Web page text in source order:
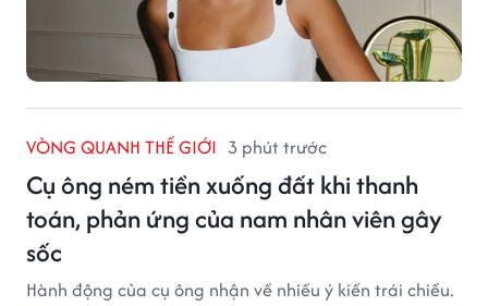
VÒNG QUANH THẾ GIỚI 3 phút trước
Cụ ông ném tiền xuống đất khi thanh
toán, phản ứng của nam nhân viên gây
sốc
Hành động của cụ ông nhận về nhiều ý kiến trái chiều.